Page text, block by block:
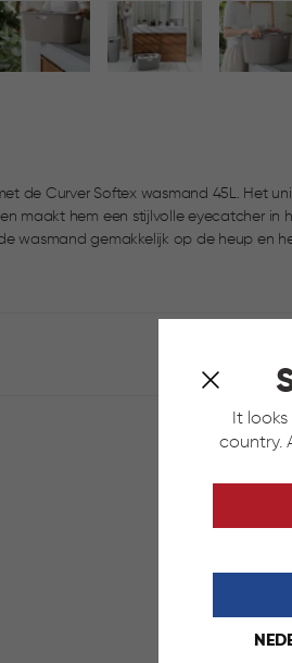
It
country.
de Curver Softex wasmand 45L. Het
hem een stijlvolle eyecatcher in huis. Dankzij de
wasmand gemakkelijk op de heup en
verzamelen en verplaatsen van schone
stijl.